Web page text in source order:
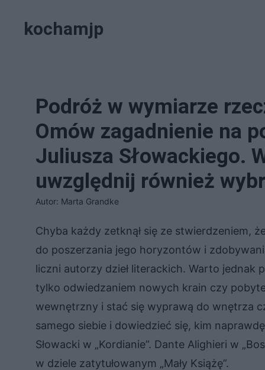
kochamjp
Podróż w wymiarze
Omów zagadnienie na
Juliusza Słowackiego.
uwzględnij również
Autor: Marta Grandke
Chyba każdy zetknął się ze stwierdzeniem,
do poszerzania jego horyzontów i
liczni autorzy dzieł literackich. Warto jednak
tylko odwiedzaniem nowych krain czy
wewnętrzny i stać się wyprawą do wnętrza
samego siebie i dowiedzieć się, kim
Słowacki w „Kordianie”. Dante Alighieri w
w dziele zatytułowanym „Mały Książę”.